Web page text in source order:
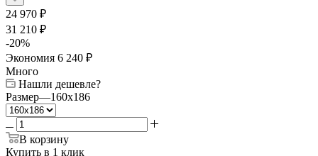
24 970 ₽
31 210 ₽
-20%
Экономия 6 240 ₽
Много
Нашли дешевле?
Размер—160x186
В корзину
Купить в 1 клик